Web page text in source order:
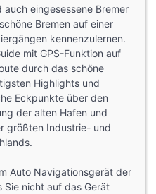
eingesessene Bremer
Bremen auf einer
kennenzulernen.
mit GPS-Funktion auf
durch das schöne
Highlights und
Eckpunkte über den
der alten Hafen und
größten Industrie- und
Auto Navigationsgerät der
Sie nicht auf das Gerät